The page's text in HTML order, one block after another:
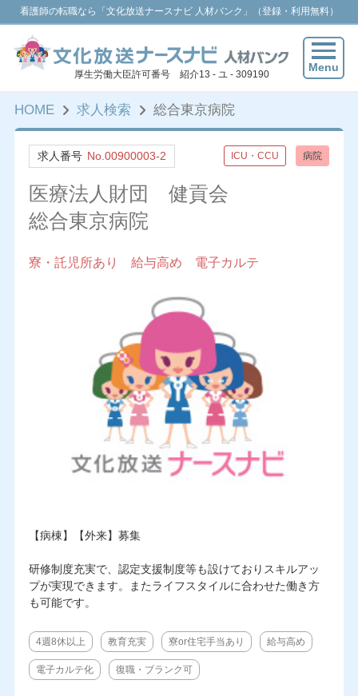
看護師の転職なら「文化放送ナースナビ 人材バンク」（登録・利用無料）
厚生労働大臣許可番号 紹介13 - ユ - 309190
Menu
HOME 求人検索 総合東京病院
求人番号 No.00900003-2 ICU・CCU 病院
医療法人財団 健貢会
総合東京病院
寮・託児所あり 給与高め 電子カルテ
【病棟】【外来】募集
研修制度充実で、認定支援制度等も設けておりスキルアッ
プが実現できます。またライフスタイルに合わせた働き方
も可能です。
4週8休以上 教育充実 寮or住宅手当あり 給与高め
電子カルテ化 復職・ブランク可